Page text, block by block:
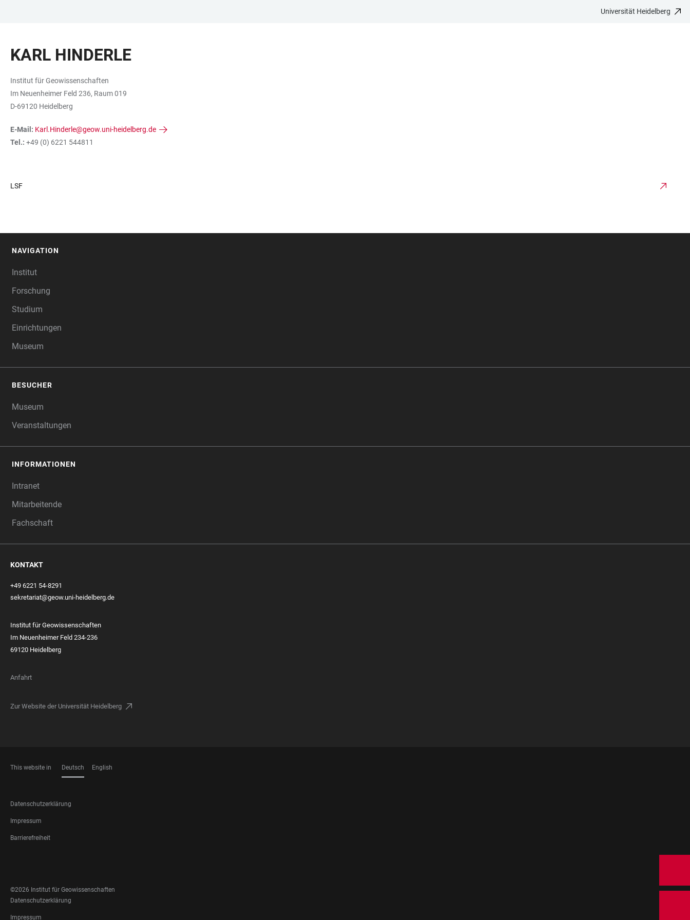
BARRIEREFREIHEIT
Universität Heidelberg
KARL HINDERLE
Institut für Geowissenschaften
Im Neuenheimer Feld 236, Raum 019
D-69120 Heidelberg
E-Mail: Karl.Hinderle@geow.uni-heidelberg.de
Tel.: +49 (0) 6221 544811
LSF
NAVIGATION
Institut
Forschung
Studium
Einrichtungen
Museum
BESUCHER
Museum
Veranstaltungen
INFORMATIONEN
Intranet
Mitarbeitende
Fachschaft
KONTAKT
+49 6221 54-8291
sekretariat@geow.uni-heidelberg.de
Institut für Geowissenschaften
Im Neuenheimer Feld 234-236
69120 Heidelberg
Anfahrt
Zur Website der Universität Heidelberg
This website in Deutsch English
FOOTER
LEGAL
Datenschutzerklärung
Impressum
Barrierefreiheit
MEDIA
©2026 Institut für Geowissenschaften
FOOTER
LEGAL
Datenschutzerklärung
Impressum